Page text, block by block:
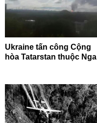
Ukraine tấn công Cộng
hòa Tatarstan thuộc Nga